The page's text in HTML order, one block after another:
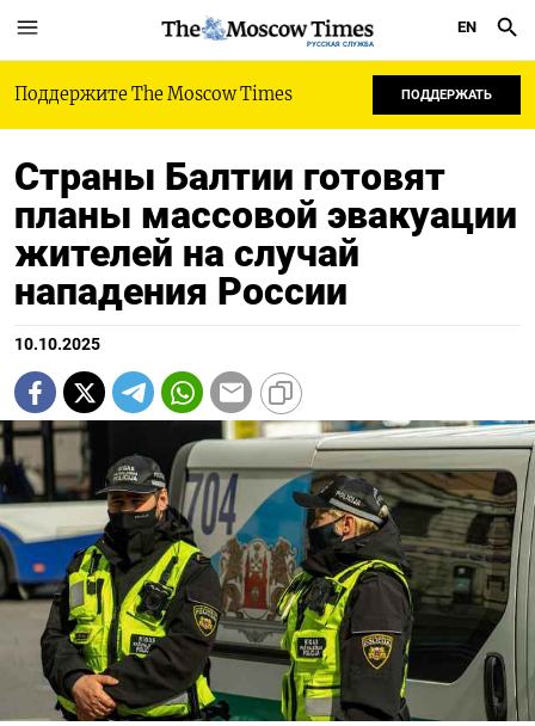
РУССКАЯ СЛУЖБА
EN
Поддержите The Moscow Times ПОДДЕРЖАТЬ
Страны Балтии готовят
планы массовой эвакуации
жителей на случай
нападения России
10.10.2025